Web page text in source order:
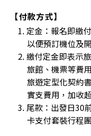
【付款方式】
1. 定金：報名即繳
以便預訂機位及
2. 繳付定金即表示
旅館、機票等費
旅遊定型化契約
實支費用，加收
3. 尾款：出發日30
卡支付套裝行程